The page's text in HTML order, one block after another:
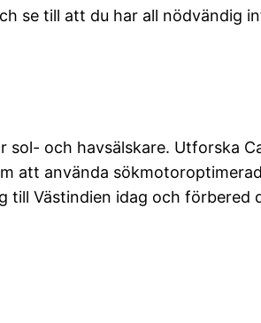
se till att du har all nödvändig
sol- och havsälskare. Utforska
att använda
till Västindien idag och förbered